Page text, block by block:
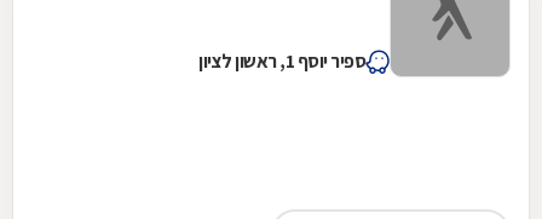
ספיר יוסף 1, ראשון לציון